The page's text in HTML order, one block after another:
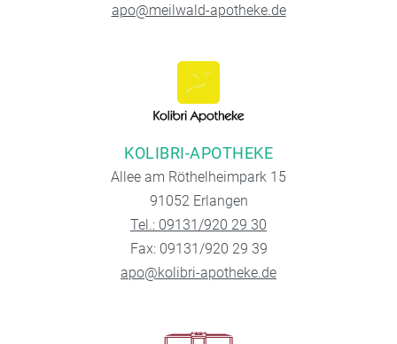
apo@meilwald-apotheke.de
KOLIBRI-APOTHEKE
Allee am Röthelheimpark 15
91052 Erlangen
Tel.: 09131/920 29 30
Fax: 09131/920 29 39
apo@kolibri-apotheke.de